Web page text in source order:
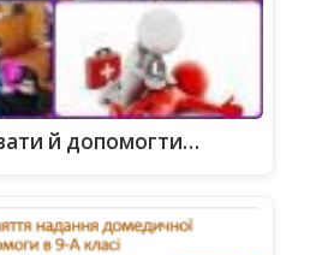
й допомогти…